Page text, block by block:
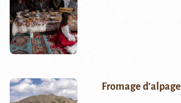
Fromage d’alpage